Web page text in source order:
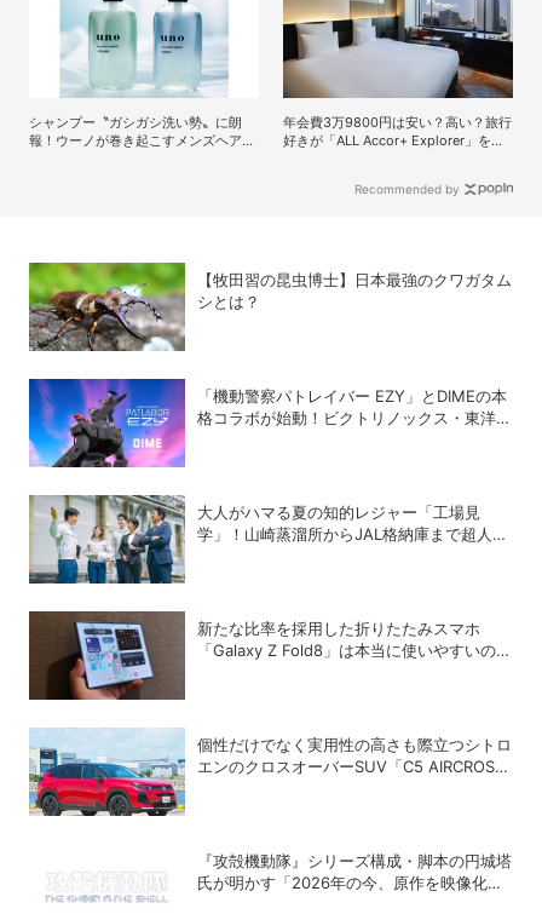
シャンプー〝ガシガシ洗い勢〟に朗
報！ウーノが巻き起こすメンズヘアケ
年会費3万9800円は安い？高い？旅行
好きが「ALL Accor+ Explorer」を使
Recommended by
【牧田習の昆虫博士】日本最強のクワガタム
シとは？
「機動警察パトレイバー EZY」とDIMEの本
格コラボが始動！ビクトリノックス・東洋ス
大人がハマる夏の知的レジャー「工場見
学」！山崎蒸溜所からJAL格納庫まで超人気
新たな比率を採用した折りたたみスマホ
「Galaxy Z Fold8」は本当に使いやすいの
個性だけでなく実用性の高さも際立つシトロ
エンのクロスオーバーSUV「C5 AIRCROSS
『攻殻機動隊』シリーズ構成・脚本の円城塔
氏が明かす「2026年の今、原作を映像化す